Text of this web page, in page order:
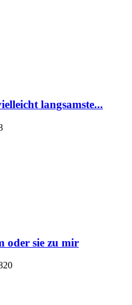
langsamste...
oder sie zu mir